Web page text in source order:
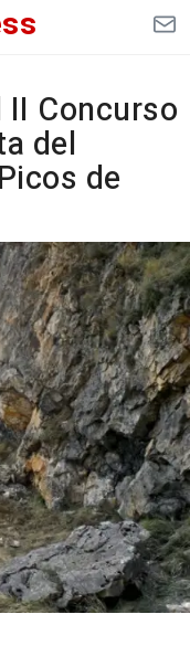
II Concurso
del
de